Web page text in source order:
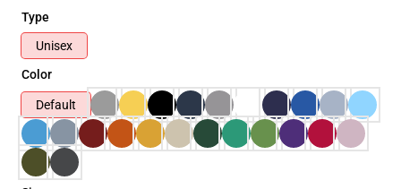
Type
Unisex
Color
Default